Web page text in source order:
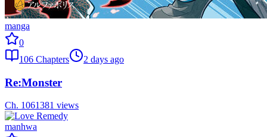
manga
0
106 Chapters 2 days ago
Re:Monster
Ch. 1061381 views
manhwa